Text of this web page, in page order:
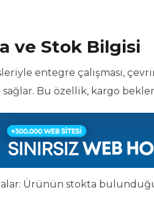
ve Stok Bilgisi
entegre çalışması,
Bu özellik, kargo
Ürünün stokta